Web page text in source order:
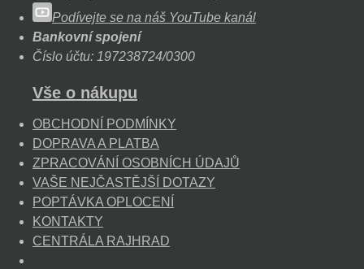
Podívejte se na náš YouTube kanál
Bankovní spojení
Číslo účtu: 197238724/0300
Vše o nákupu
OBCHODNÍ PODMÍNKY
DOPRAVA A PLATBA
ZPRACOVÁNÍ OSOBNÍCH ÚDAJŮ
VAŠE NEJČASTĚJŠÍ DOTAZY
POPTÁVKA OPLOCENÍ
KONTAKTY
CENTRÁLA RAJHRAD